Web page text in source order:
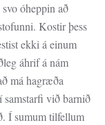
óheppin að
Kostir þess
ekki á einum
áhrif á nám
má hagræða
við barnið
Í sumum tilfellum